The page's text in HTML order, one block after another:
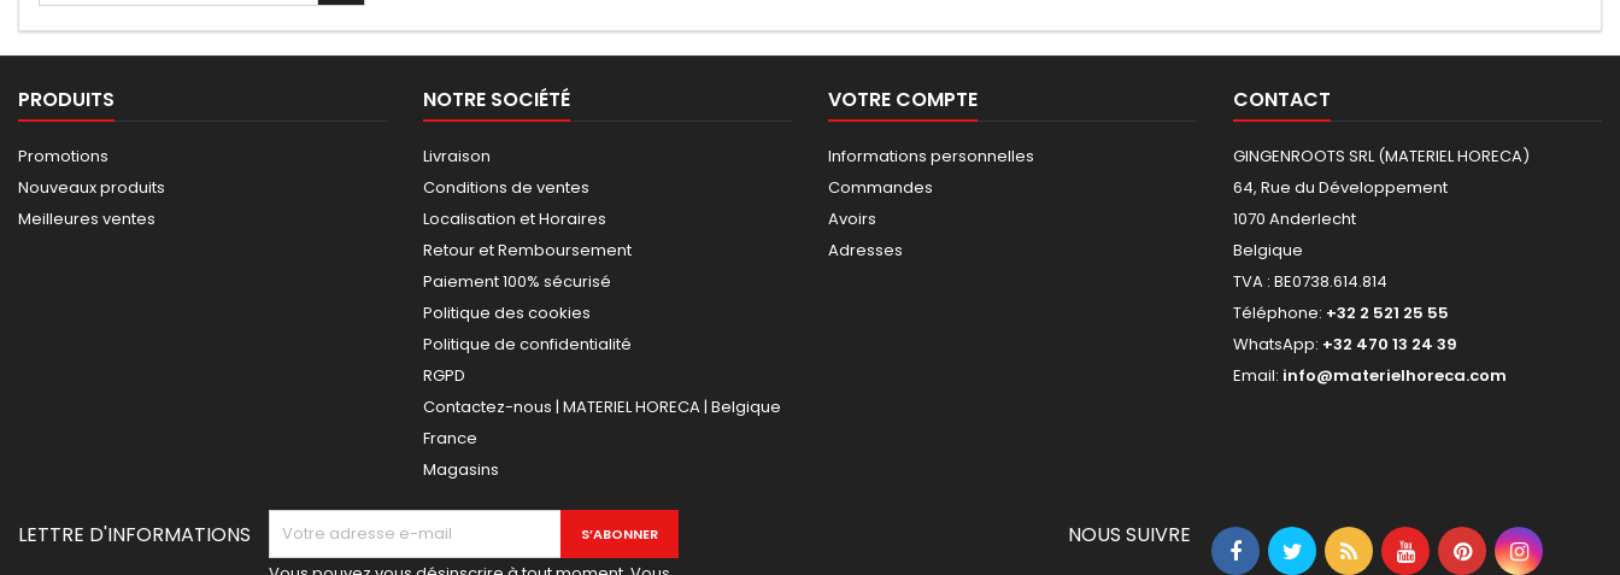
PRODUITS
Promotions
Nouveaux produits
Meilleures ventes
NOTRE SOCIÉTÉ
Livraison
Conditions de ventes
Localisation et Horaires
Retour et Remboursement
Paiement 100% sécurisé
Politique des cookies
Politique de confidentialité
RGPD
Contactez-nous | MATERIEL HORECA | Belgique
France
Magasins
VOTRE COMPTE
Informations personnelles
Commandes
Avoirs
Adresses
CONTACT
GINGENROOTS SRL (MATERIEL HORECA)
64, Rue du Développement
1070 Anderlecht
Belgique
TVA : BE0738.614.814
Téléphone: +32 2 521 25 55
WhatsApp: +32 470 13 24 39
Email: info@materielhoreca.com
LETTRE D'INFORMATIONS NOUS SUIVRE